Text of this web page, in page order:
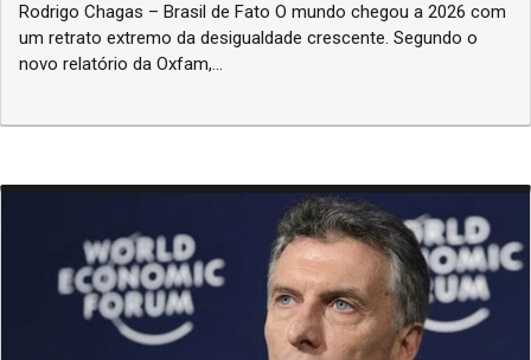
Rodrigo Chagas – Brasil de Fato O mundo chegou a 2026 com
um retrato extremo da desigualdade crescente. Segundo o
novo relatório da Oxfam,...